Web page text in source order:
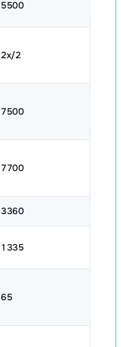
5500
2x/2
7500
7700
3360
1335
65